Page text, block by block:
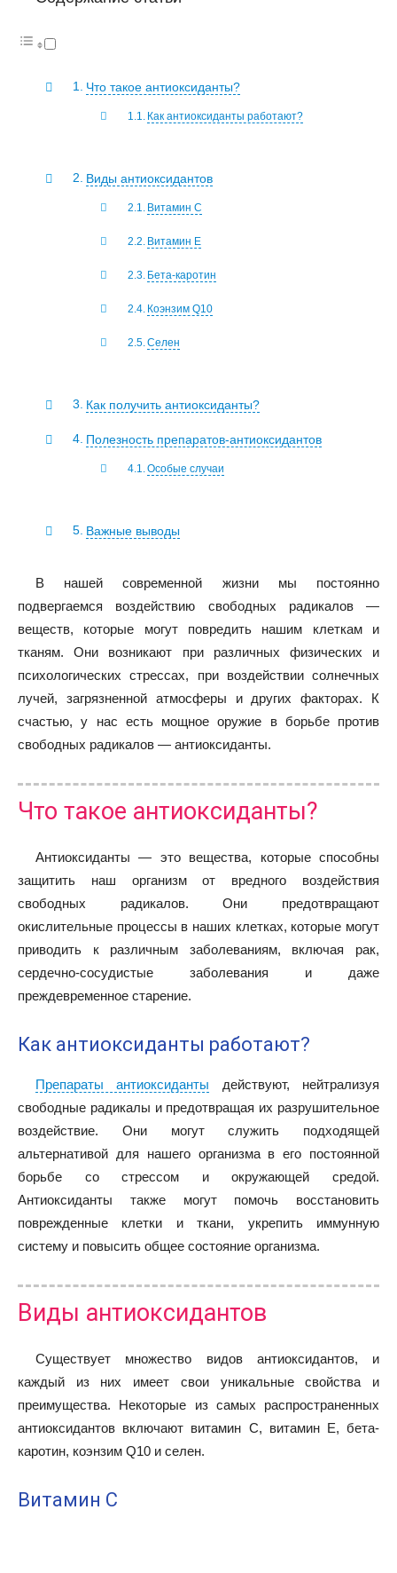
Что такое антиоксиданты?
Как антиоксиданты работают?
Виды антиоксидантов
Витамин С
Витамин E
Бета-каротин
Коэнзим Q10
Селен
Как получить антиоксиданты?
Полезность препаратов-антиоксидантов
Особые случаи
Важные выводы
В нашей современной жизни мы постоянно
подвергаемся воздействию свободных радикалов —
веществ, которые могут повредить нашим клеткам и
тканям. Они возникают при различных физических и
психологических стрессах, при воздействии солнечных
лучей, загрязненной атмосферы и других факторах. К
счастью, у нас есть мощное оружие в борьбе против
свободных радикалов — антиоксиданты.
Что такое антиоксиданты?
Антиоксиданты — это вещества, которые способны
защитить наш организм от вредного воздействия
свободных радикалов. Они предотвращают
окислительные процессы в наших клетках, которые могут
приводить к различным заболеваниям, включая рак,
сердечно-сосудистые заболевания и даже
преждевременное старение.
Как антиоксиданты работают?
Препараты антиоксиданты действуют, нейтрализуя
свободные радикалы и предотвращая их разрушительное
воздействие. Они могут служить подходящей
альтернативой для нашего организма в его постоянной
борьбе со стрессом и окружающей средой.
Антиоксиданты также могут помочь восстановить
поврежденные клетки и ткани, укрепить иммунную
систему и повысить общее состояние организма.
Виды антиоксидантов
Существует множество видов антиоксидантов, и
каждый из них имеет свои уникальные свойства и
преимущества. Некоторые из самых распространенных
антиоксидантов включают витамин С, витамин E, бета-
каротин, коэнзим Q10 и селен.
Витамин С